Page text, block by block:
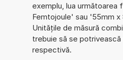
exemplu, lua
Femtojoule' sau '55mm
Unitățile de măsură
trebuie să se potrivească
respectivă.